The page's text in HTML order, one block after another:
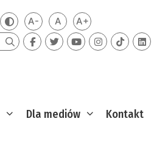
Zmień kontrast
A-Mniejsza czcionka
ADomyślna czcionka
A+Większa
Szukaj
Dla mediów Kontakt